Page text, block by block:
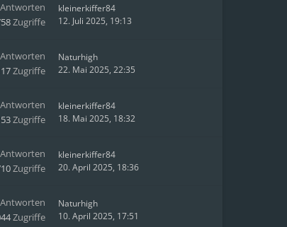
Antworten
Zugriffe
kleinerkiffer84
12. Juli 2025, 19:13
Antworten
Zugriffe
Naturhigh
22. Mai 2025, 22:35
Antworten
Zugriffe
kleinerkiffer84
18. Mai 2025, 18:32
Antworten
Zugriffe
kleinerkiffer84
20. April 2025, 18:36
Antworten
Zugriffe
Naturhigh
10. April 2025, 17:51